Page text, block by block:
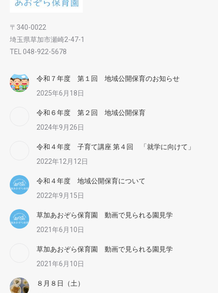
〒340-0022
埼玉県草加市瀬崎2-47-1
TEL 048-922-5678
令和７年度 第１回 地域公開保育のお知らせ
2025年6月18日
令和６年度 第２回 地域公開保育
2024年9月26日
令和４年度 子育て講座 第４回 「就学に向けて」
2022年12月12日
令和４年度 地域公開保育について
2022年9月15日
草加あおぞら保育園 動画で見られる園見学
2021年6月10日
草加あおぞら保育園 動画で見られる園見学
2021年6月10日
８月８日（土）